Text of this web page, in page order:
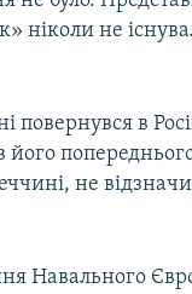
ніколи не
повернувся в
не
Навального